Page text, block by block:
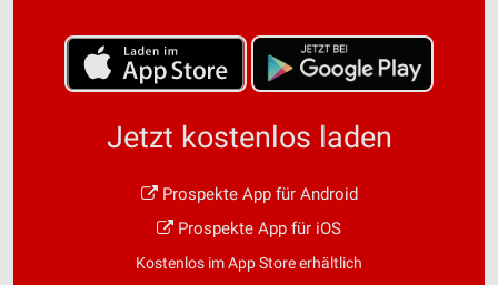
Jetzt kostenlos laden
Prospekte App für Android
Prospekte App für iOS
Kostenlos im App Store erhältlich